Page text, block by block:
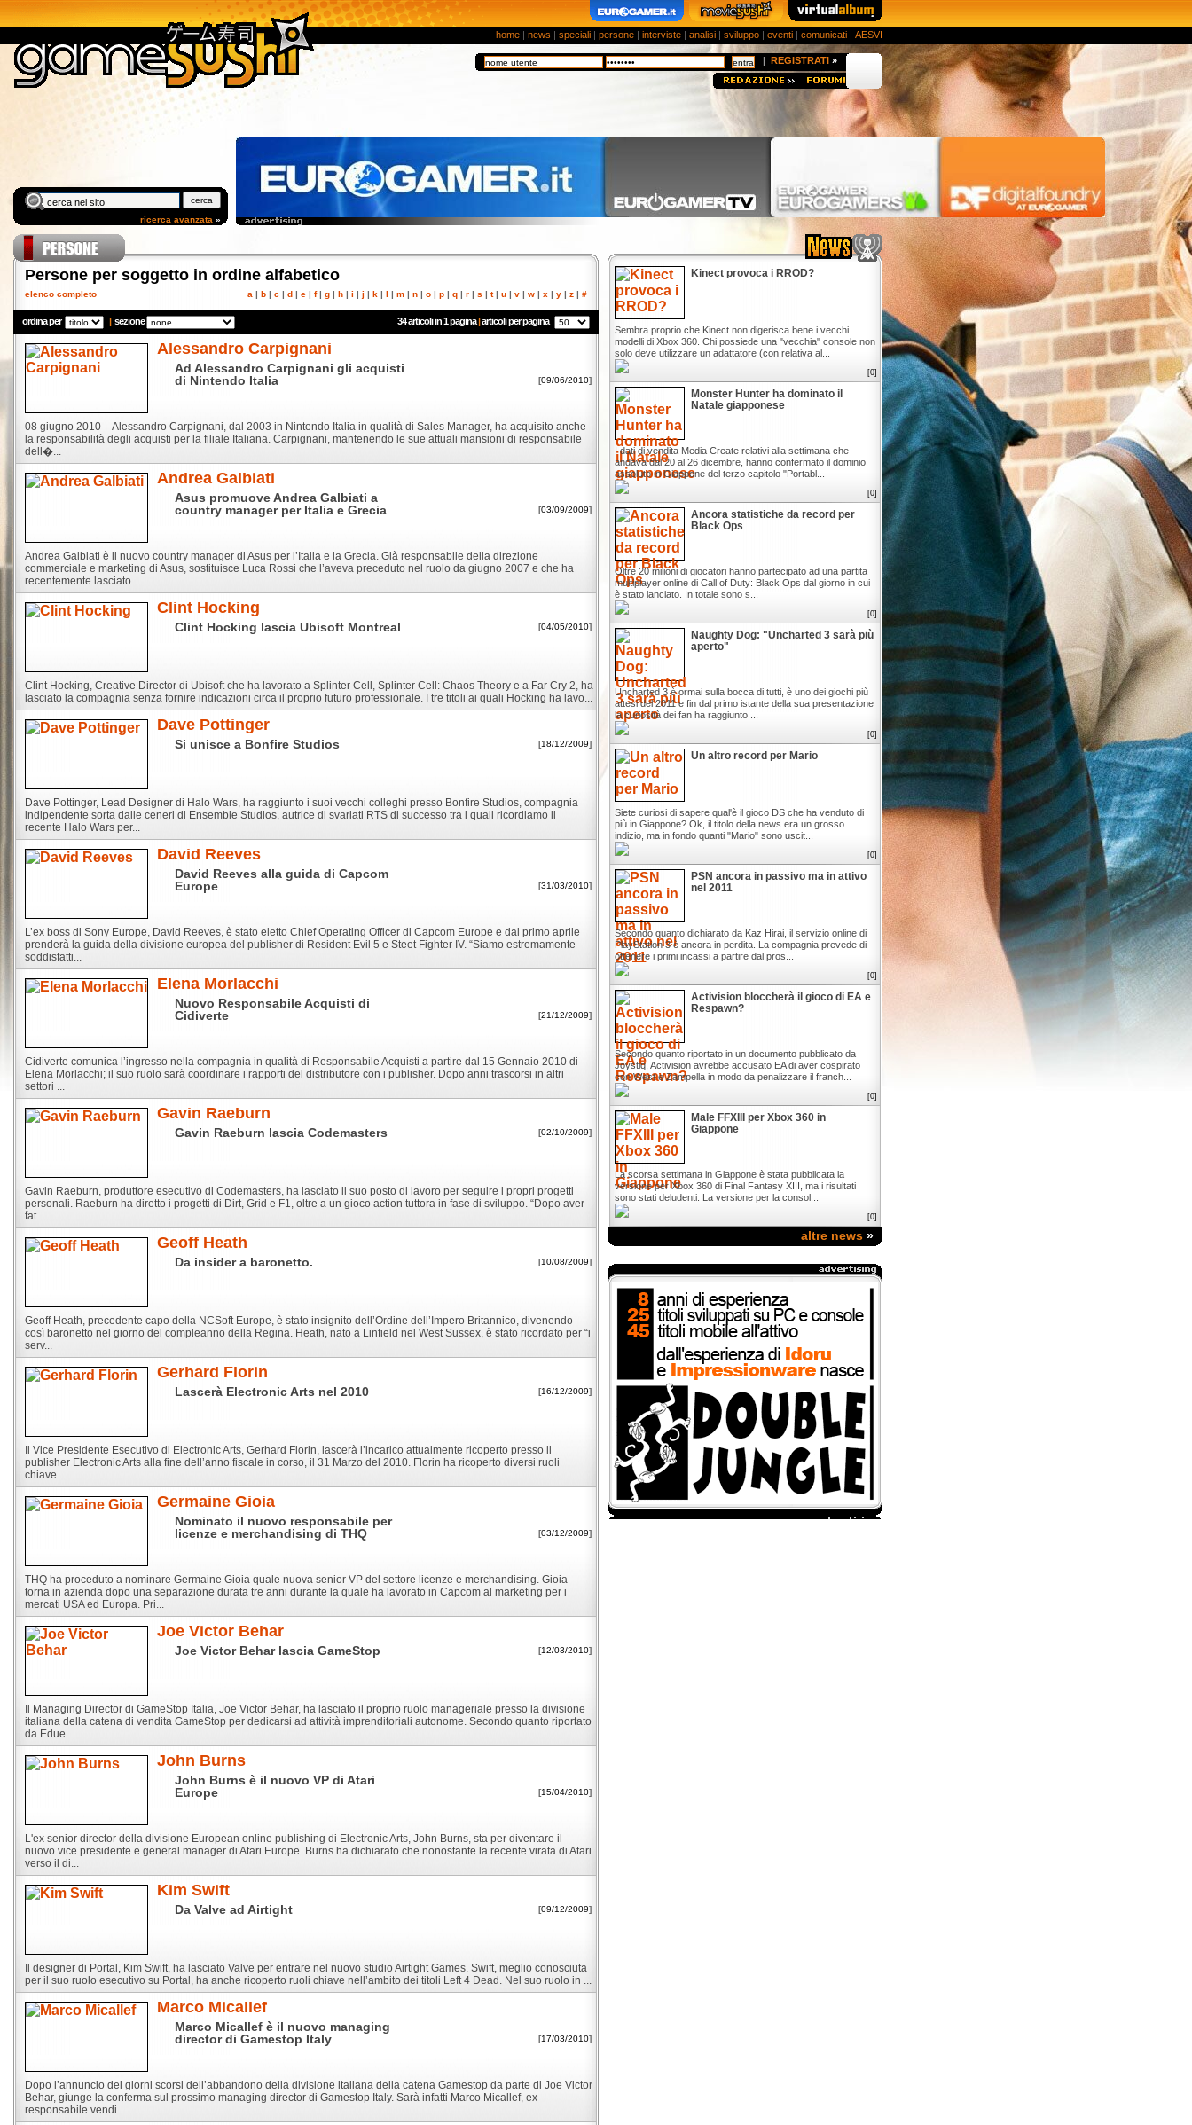
home | news | speciali | persone | interviste | analisi | sviluppo | eventi | comunicati | AESVI
Persone per soggetto in ordine alfabetico
a | b | c | d | e | f| g | h | i | j | k | l | m | n | o | p | q | r | s | t| u | v | w | x | y | z | #
elenco completo
ordina per sezione 34 articoli in 1 pagina articoli per pagina
Alessandro Carpignani
Ad Alessandro Carpignani gli acquisti
di Nintendo Italia
[09/06/2010]
08 giugno 2010 – Alessandro Carpignani, dal 2003 in Nintendo Italia in qualità di Sales Manager, ha acquisito anche
la responsabilità degli acquisti per la filiale Italiana. Carpignani, mantenendo le sue attuali mansioni di responsabile
dell�...
Andrea Galbiati
Asus promuove Andrea Galbiati a
country manager per Italia e Grecia
[03/09/2009]
Andrea Galbiati è il nuovo country manager di Asus per l’Italia e la Grecia. Già responsabile della direzione
commerciale e marketing di Asus, sostituisce Luca Rossi che l’aveva preceduto nel ruolo da giugno 2007 e che ha
recentemente lasciato ...
Clint Hocking
Clint Hocking lascia Ubisoft Montreal [04/05/2010]
Clint Hocking, Creative Director di Ubisoft che ha lavorato a Splinter Cell, Splinter Cell: Chaos Theory e a Far Cry 2, ha
lasciato la compagnia senza fornire indicazioni circa il proprio futuro professionale. I tre titoli ai quali Hocking ha lavo...
Dave Pottinger
Si unisce a Bonfire Studios [18/12/2009]
Dave Pottinger, Lead Designer di Halo Wars, ha raggiunto i suoi vecchi colleghi presso Bonfire Studios, compagnia
indipendente sorta dalle ceneri di Ensemble Studios, autrice di svariati RTS di successo tra i quali ricordiamo il
recente Halo Wars per...
David Reeves
David Reeves alla guida di Capcom
Europe
[31/03/2010]
L’ex boss di Sony Europe, David Reeves, è stato eletto Chief Operating Officer di Capcom Europe e dal primo aprile
prenderà la guida della divisione europea del publisher di Resident Evil 5 e Steet Fighter IV. “Siamo estremamente
soddisfatti...
Elena Morlacchi
Nuovo Responsabile Acquisti di
Cidiverte
[21/12/2009]
Cidiverte comunica l’ingresso nella compagnia in qualità di Responsabile Acquisti a partire dal 15 Gennaio 2010 di
Elena Morlacchi; il suo ruolo sarà coordinare i rapporti del distributore con i publisher. Dopo anni trascorsi in altri
settori ...
Gavin Raeburn
Gavin Raeburn lascia Codemasters [02/10/2009]
Gavin Raeburn, produttore esecutivo di Codemasters, ha lasciato il suo posto di lavoro per seguire i propri progetti
personali. Raeburn ha diretto i progetti di Dirt, Grid e F1, oltre a un gioco action tuttora in fase di sviluppo. “Dopo aver
fat...
Geoff Heath
Da insider a baronetto. [10/08/2009]
Geoff Heath, precedente capo della NCSoft Europe, è stato insignito dell’Ordine dell’Impero Britannico, divenendo
così baronetto nel giorno del compleanno della Regina. Heath, nato a Linfield nel West Sussex, è stato ricordato per “i
serv...
Gerhard Florin
Lascerà Electronic Arts nel 2010 [16/12/2009]
Il Vice Presidente Esecutivo di Electronic Arts, Gerhard Florin, lascerà l’incarico attualmente ricoperto presso il
publisher Electronic Arts alla fine dell’anno fiscale in corso, il 31 Marzo del 2010. Florin ha ricoperto diversi ruoli
chiave...
Germaine Gioia
Nominato il nuovo responsabile per
licenze e merchandising di THQ
[03/12/2009]
THQ ha proceduto a nominare Germaine Gioia quale nuova senior VP del settore licenze e merchandising. Gioia
torna in azienda dopo una separazione durata tre anni durante la quale ha lavorato in Capcom al marketing per i
mercati USA ed Europa. Pri...
Joe Victor Behar
Joe Victor Behar lascia GameStop [12/03/2010]
Il Managing Director di GameStop Italia, Joe Victor Behar, ha lasciato il proprio ruolo manageriale presso la divisione
italiana della catena di vendita GameStop per dedicarsi ad attività imprenditoriali autonome. Secondo quanto riportato
da Edue...
John Burns
John Burns è il nuovo VP di Atari
Europe
[15/04/2010]
L'ex senior director della divisione European online publishing di Electronic Arts, John Burns, sta per diventare il
nuovo vice presidente e general manager di Atari Europe. Burns ha dichiarato che nonostante la recente virata di Atari
verso il di...
Kim Swift
Da Valve ad Airtight [09/12/2009]
Il designer di Portal, Kim Swift, ha lasciato Valve per entrare nel nuovo studio Airtight Games. Swift, meglio conosciuta
per il suo ruolo esecutivo su Portal, ha anche ricoperto ruoli chiave nell’ambito dei titoli Left 4 Dead. Nel suo ruolo in ...
Marco Micallef
Marco Micallef è il nuovo managing
director di Gamestop Italy
[17/03/2010]
Dopo l’annuncio dei giorni scorsi dell’abbandono della divisione italiana della catena Gamestop da parte di Joe Victor
Behar, giunge la conferma sul prossimo managing director di Gamestop Italy. Sarà infatti Marco Micallef, ex
responsabile vendi...
Kinect provoca i RROD?
Sembra proprio che Kinect non digerisca bene i vecchi
modelli di Xbox 360. Chi possiede una "vecchia" console non
solo deve utilizzare un adattatore (con relativa al...
[0]
Monster Hunter ha dominato il
Natale giapponese
I dati di vendita Media Create relativi alla settimana che
andava dal 20 al 26 dicembre, hanno confermato il dominio
assoluto in Giappone del terzo capitolo "Portabl...
[0]
Ancora statistiche da record per
Black Ops
Oltre 20 milioni di giocatori hanno partecipato ad una partita
multiplayer online di Call of Duty: Black Ops dal giorno in cui
è stato lanciato. In totale sono s...
[0]
Naughty Dog: "Uncharted 3 sarà più
aperto"
Uncharted 3 è ormai sulla bocca di tutti, è uno dei giochi più
attesi del 2011 e fin dal primo istante della sua presentazione
la curiosità dei fan ha raggiunto ...
[0]
Un altro record per Mario
Siete curiosi di sapere qual'è il gioco DS che ha venduto di
più in Giappone? Ok, il titolo della news era un grosso
indizio, ma in fondo quanti "Mario" sono uscit...
[0]
PSN ancora in passivo ma in attivo
nel 2011
Secondo quanto dichiarato da Kaz Hirai, il servizio online di
PlayStation 3 è ancora in perdita. La compagnia prevede di
ottenere i primi incassi a partire dal pros...
[0]
Activision bloccherà il gioco di EA e
Respawn?
Secondo quanto riportato in un documento pubblicato da
Joystiq, Activision avrebbe accusato EA di aver cospirato
con West e Zampella in modo da penalizzare il franch...
[0]
Male FFXIII per Xbox 360 in
Giappone
La scorsa settimana in Giappone è stata pubblicata la
versione per Xbox 360 di Final Fantasy XIII, ma i risultati
sono stati deludenti. La versione per la consol...
[0]
altre news »
| REGISTRATI »
ricerca avanzata »